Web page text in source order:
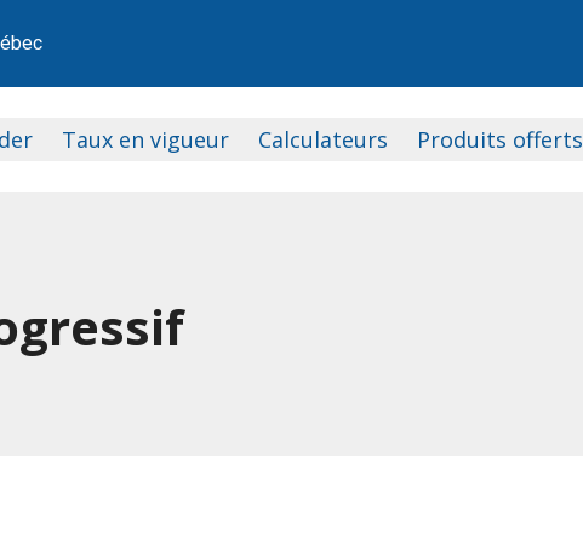
Taux en vigueur Calculateurs Produits offerts